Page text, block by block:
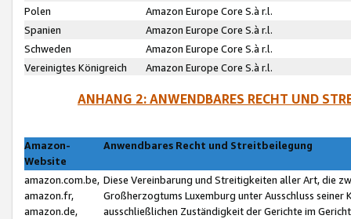
Polen
Amazon Europe Core S.à r.l.
Spanien
Amazon Europe Core S.à r.l.
Schweden
Amazon Europe Core S.à r.l.
Vereinigtes Königreich
Amazon Europe Core S.à r.l.
ANHANG 2: ANWENDBARES RECHT UND
Amazon-
Website
Anwendbares Recht und Streitbeilegung
amazon.com.be,
amazon.fr,
amazon.de,
Diese Vereinbarung und Streitigkeiten aller Art, die
Großherzogtums Luxemburg unter Ausschluss
ausschließlichen Zuständigkeit der Gerichte im